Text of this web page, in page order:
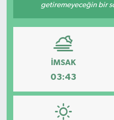
getiremeyeceğin bir
İMSAK
03:43